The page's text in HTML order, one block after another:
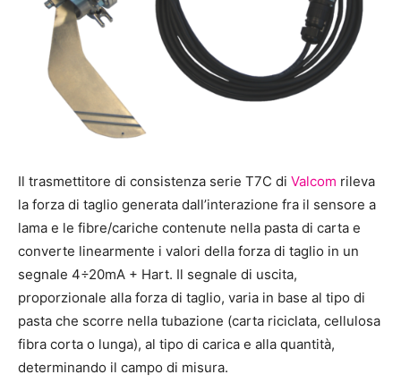
Il trasmettitore di consistenza serie T7C di Valcom rileva
la forza di taglio generata dall’interazione fra il sensore a
lama e le fibre/cariche contenute nella pasta di carta e
converte linearmente i valori della forza di taglio in un
segnale 4÷20mA + Hart. Il segnale di uscita,
proporzionale alla forza di taglio, varia in base al tipo di
pasta che scorre nella tubazione (carta riciclata, cellulosa
fibra corta o lunga), al tipo di carica e alla quantità,
determinando il campo di misura.